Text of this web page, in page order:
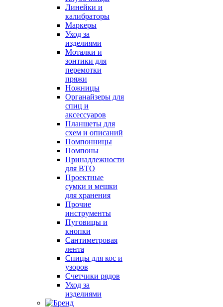
Линейки и
калибраторы
Маркеры
Уход за
изделиями
Моталки и
зонтики для
перемотки
пряжи
Ножницы
Органайзеры для
спиц и
аксессуаров
Планшеты для
схем и описаний
Помпонницы
Помпоны
Принадлежности
для ВТО
Проектные
сумки и мешки
для хранения
Прочие
инструменты
Пуговицы и
кнопки
Сантиметровая
лента
Спицы для кос и
узоров
Счетчики рядов
Уход за
изделиями